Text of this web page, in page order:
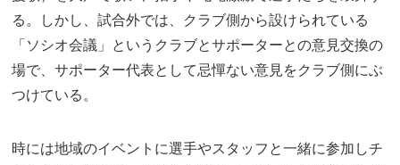
る。しかし、試合外では、クラブ側から設けられている
「ソシオ会議」というクラブとサポーターとの意見交換の
場で、サポーター代表として忌憚ない意見をクラブ側にぶ
つけている。
時には地域のイベントに選手やスタッフと一緒に参加しチ